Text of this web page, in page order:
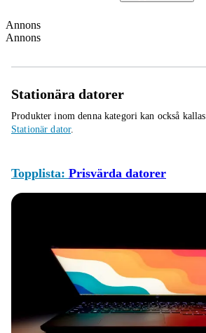
Annons
Annons
Stationära datorer
Produkter inom denna kategori kan också kallas
Stationär dator.
Topplista: Prisvärda datorer